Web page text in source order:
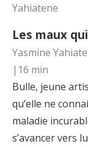
Yahiatene
Les maux
Yasmine
|16 min
Bulle, jeune
qu’elle ne
maladie
s’avancer vers